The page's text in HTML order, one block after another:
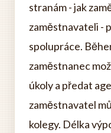
stranám - jak
zaměstnavateli -
spolupráce.
zaměstnanec
úkoly a předat
zaměstnavatel
kolegy. Délka